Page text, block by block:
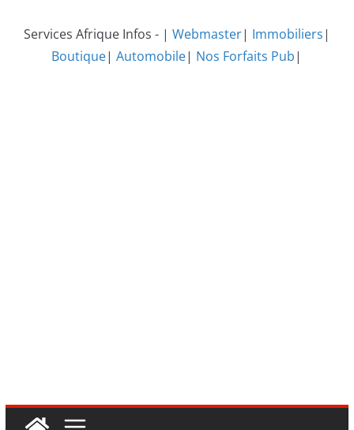
Services Afrique Infos - | Webmaster| Immobiliers|
Boutique|Automobile| Nos Forfaits Pub|